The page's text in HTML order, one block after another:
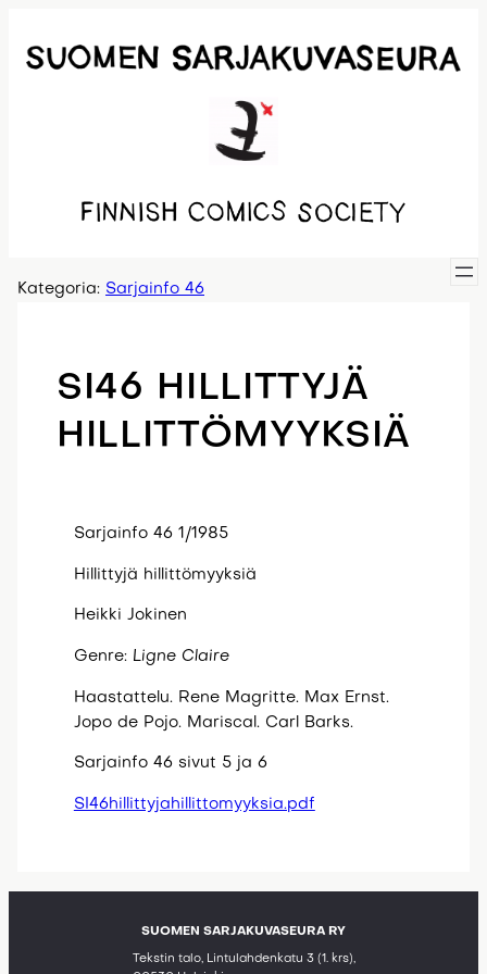
sisältöön
Kategoria: Sarjainfo 46
SI46 HILLITTYJÄ
HILLITTÖMYYKSIÄ
Sarjainfo 46 1/1985
Hillittyjä hillittömyyksiä
Heikki Jokinen
Genre:Ligne Claire
Haastattelu. Rene Magritte. Max Ernst.
Jopo de Pojo. Mariscal. Carl Barks.
Sarjainfo 46 sivut 5 ja 6
SI46hillittyjahillittomyyksia.pdf
SUOMEN SARJAKUVASEURA RY
Tekstin talo, Lintulahdenkatu 3 (1. krs),